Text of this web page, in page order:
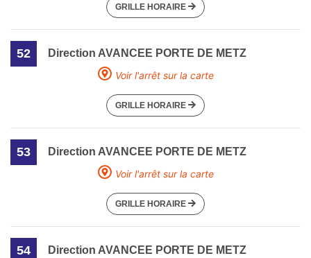
GRILLE HORAIRE
52
Direction AVANCEE PORTE DE METZ
Voir l'arrêt sur la carte
GRILLE HORAIRE
53
Direction AVANCEE PORTE DE METZ
Voir l'arrêt sur la carte
GRILLE HORAIRE
54
Direction AVANCEE PORTE DE METZ